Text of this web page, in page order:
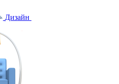
Дизайн